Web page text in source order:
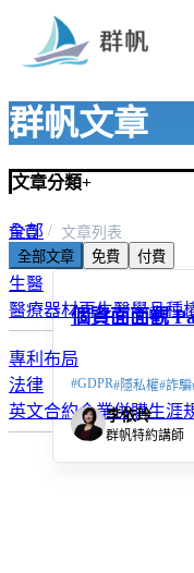
群帆文章
文章分類+
全部
群帆最新消息
生醫
醫療器材再生醫學品種
專利布局
法律
英文合約企業併購生涯
首頁
文章列表
全部文章
免費 付費
個資面面觀
#GDPR#隱私權#詐騙
李依玲
群帆特約講師